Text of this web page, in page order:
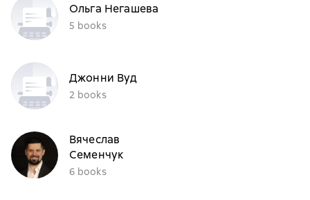
Ольга Негашева
5 books
Джонни Вуд
2 books
Вячеслав
Семенчук
6 books